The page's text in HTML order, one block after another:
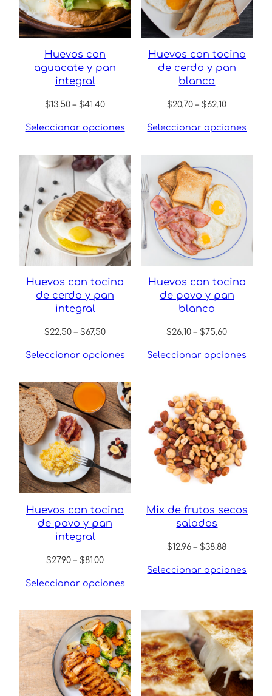
Huevos con
aguacate y pan
integral
$13.50 – $41.40Price
$13.50
$41.40
Seleccionar opciones
Huevos con tocino
de cerdo y pan
blanco
$20.70 – $62.10Price
$20.70
$62.10
Seleccionar opciones
Huevos con tocino
de cerdo y pan
integral
$22.50 – $67.50Price
$22.50
$67.50
Seleccionar opciones
Huevos con tocino
de pavo y pan
blanco
$26.10 – $75.60Price
$26.10
Seleccionar opciones
Huevos con tocino
de pavo y pan
integral
$27.90 – $81.00Price
$27.90
$81.00
Seleccionar opciones
Mix de frutos secos
salados
$12.96 – $38.88Price
$12.96
Seleccionar opciones